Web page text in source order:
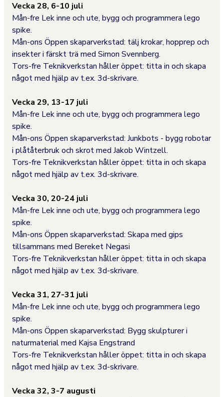
Vecka 28, 6-10 juli
Mån-fre Lek inne och ute, bygg och programmera lego
spike.
Mån-ons Öppen skaparverkstad: tälj krokar, hopprep och
insekter i färskt trä med Simon Svennberg.
Tors-fre Teknikverkstan håller öppet: titta in och skapa
något med hjälp av t.ex. 3d-skrivare.
Vecka 29, 13-17 juli
Mån-fre Lek inne och ute, bygg och programmera lego
spike.
Mån-ons Öppen skaparverkstad: Junkbots - bygg robotar
i plåtåterbruk och skrot med Jakob Wintzell.
Tors-fre Teknikverkstan håller öppet: titta in och skapa
något med hjälp av t.ex. 3d-skrivare.
Vecka 30, 20-24 juli
Mån-fre Lek inne och ute, bygg och programmera lego
spike.
Mån-ons Öppen skaparverkstad: Skapa med gips
tillsammans med Bereket Negasi
Tors-fre Teknikverkstan håller öppet: titta in och skapa
något med hjälp av t.ex. 3d-skrivare.
Vecka 31, 27-31 juli
Mån-fre Lek inne och ute, bygg och programmera lego
spike.
Mån-ons Öppen skaparverkstad: Bygg skulpturer i
naturmaterial med Kajsa Engstrand
Tors-fre Teknikverkstan håller öppet: titta in och skapa
något med hjälp av t.ex. 3d-skrivare.
Vecka 32, 3-7 augusti